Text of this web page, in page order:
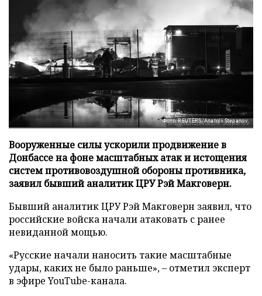
Фото: REUTERS/Anatolii Stepanov
Вооруженные силы ускорили продвижение в
Донбассе на фоне масштабных атак и истощения
систем противовоздушной обороны противника,
заявил бывший аналитик ЦРУ Рэй Макговерн.
Бывший аналитик ЦРУ Рэй Макговерн заявил, что
российские войска начали атаковать с ранее
невиданной мощью.
«Русские начали наносить такие масштабные
удары, каких не было раньше», – отметил эксперт
в эфире YouTube-канала.